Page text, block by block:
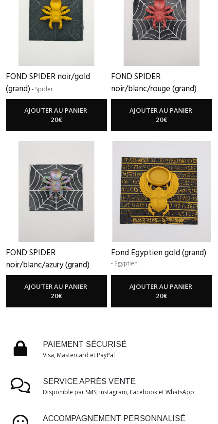
FOND SPIDER noir/gold
(grand) - Spider
AJOUTER AU PANIER
20€
FOND SPIDER
noir/blanc/rouge (grand)
-Spider
AJOUTER AU PANIER
20€
FOND SPIDER
noir/blanc/azury (grand)
-Spider
AJOUTER AU PANIER
20€
Fond Egyptien gold (grand)
- Egyptien
AJOUTER AU PANIER
20€
PAIEMENT SÉCURISÉ
Visa, Mastercard et PayPal
SERVICE APRÈS VENTE
Disponible par SMS, Instagram, Facebook et WhatsApp
ACCOMPAGNEMENT PERSONNALISÉ